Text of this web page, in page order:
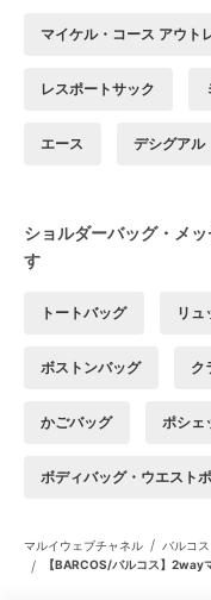
マイケル・コース アウト
レスポートサック
エース デシグアル
ショルダーバッグ・メ
す
トートバッグ リュ
ボストンバッグ ク
かごバッグ ポシェ
ボディバッグ・ウエスト
マルイウェブチャネル / バルコス
/ 【BARCOS/バルコス】2way